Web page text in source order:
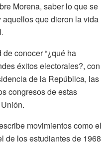
Morena, saber lo que se
que dieron la vida
conocer “¿qué ha
éxitos electorales?, con
de la República, las
congresos de estas
movimientos como el
de los estudiantes de 1968